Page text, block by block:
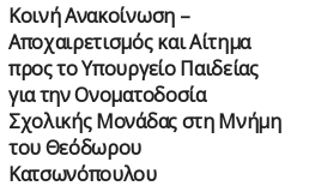
Κοινή Ανακοίνωση –
Αποχαιρετισμός και Αίτημα
προς το Υπουργείο Παιδείας
για την Ονοματοδοσία
Σχολικής Μονάδας στη Μνήμη
του Θεόδωρου
Κατσωνόπουλου